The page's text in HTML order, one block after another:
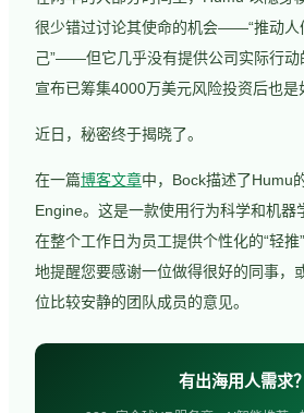
很少错过讨论其使命的机会——“推动人
己”——但它几乎没有提供公司实际行动
宣布已筹集4000万美元风险投资后也是
近日，秘密终于揭晓了。
在一篇博客文章中，Bock描述了
Engine。这是一款使用行为科学和机器
在整个工作日为员工提供个性化的“轻推
地提醒您要感谢一位做得很好的同事，
位比较安静的团队成员的意见。
有出海用人需求？